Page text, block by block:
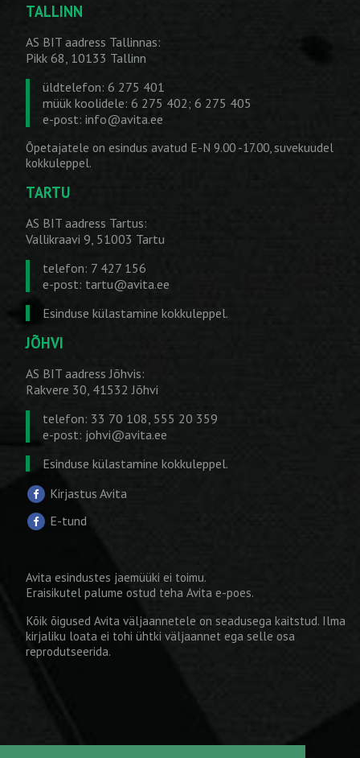
TALLINN
AS BIT aadress Tallinnas:
Pikk 68, 10133 Tallinn
üldtelefon: 6 275 401
müük koolidele: 6 275 402; 6 275 405
e-post: info@avita.ee
Õpetajatele on esindus avatud E-N 9.00 -17.00, suvekuudel
kokkuleppel.
TARTU
AS BIT aadress Tartus:
Vallikraavi 9, 51003 Tartu
telefon: 7 427 156
e-post: tartu@avita.ee
Esinduse külastamine kokkuleppel.
JÕHVI
AS BIT aadress Jõhvis:
Rakvere 30, 41532 Jõhvi
telefon: 33 70 108, 555 20 359
e-post: johvi@avita.ee
Esinduse külastamine kokkuleppel.
Kirjastus Avita
E-tund
Avita esindustes jaemüüki ei toimu.
Eraisikutel palume ostud teha Avita e-poes.
Kõik õigused Avita väljaannetele on seadusega kaitstud. Ilma
kirjaliku loata ei tohi ühtki väljaannet ega selle osa
reprodutseerida.